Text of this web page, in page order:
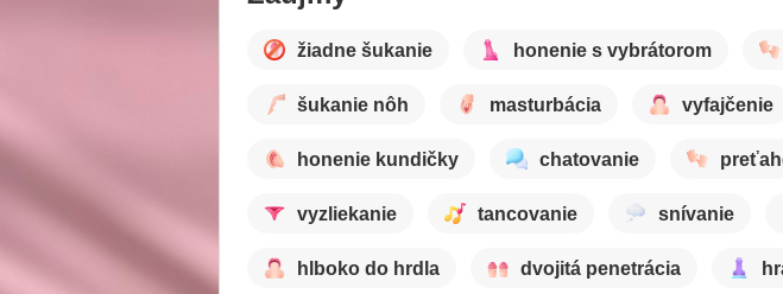
žiadne šukanie honenie s vybrátorom
šukanie nôh masturbácia vyfajčenie
honenie kundičky chatovanie
vyzliekanie tancovanie snívanie
hlboko do hrdla dvojitá penetrácia